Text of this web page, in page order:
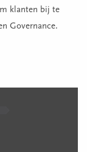
klanten bij te
Governance.